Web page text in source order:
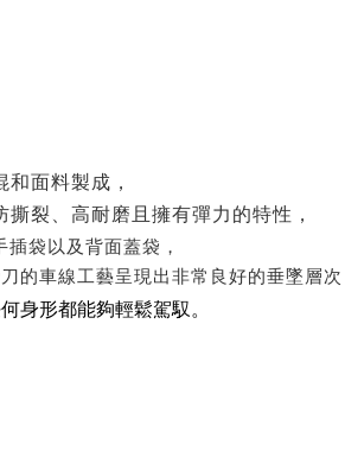
面料製成，
撕裂、高耐磨且擁有彈力的特性，
插袋以及背面蓋袋，
的車線工藝呈現出非常良好的垂墜層次
身形都能夠輕鬆駕馭。